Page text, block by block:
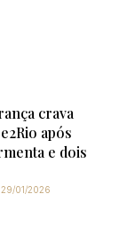
crava
após
e dois
29/01/2026